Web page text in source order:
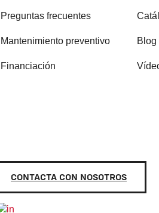
Preguntas frecuentes
Mantenimiento preventivo
Financiación
Blog
CONTACTA CON NOSOTROS